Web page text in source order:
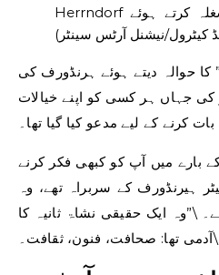
Herrndorf کو یہاں لندن میں مشغلہ کرتے ہوئے
کیٹرول/نیشنل آرٹس سینٹر)
کا حوالہ دیتے ہوئے ہرنڈورف کی
کی جہاں ہر کسی کو اپنے خیالات
کرنے کے لیے مدعو کیا گیا تھا۔
بارے میں آپ کو کبھی فکر کرنے
ہیرنڈورف کے سربراہ تھے، وہ
\”وہ ایک حقیقی نشاۃ ثانیہ کا
ثقافت۔\”